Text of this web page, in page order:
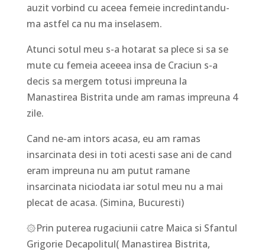
auzit vorbind cu aceea femeie incredintandu-
ma astfel ca nu ma inselasem.
Atunci sotul meu s-a hotarat sa plece si sa se
mute cu femeia aceeea insa de Craciun s-a
decis sa mergem totusi impreuna la
Manastirea Bistrita unde am ramas impreuna 4
zile.
Cand ne-am intors acasa, eu am ramas
insarcinata desi in toti acesti sase ani de cand
eram impreuna nu am putut ramane
insarcinata niciodata iar sotul meu nu a mai
plecat de acasa. (Simina, Bucuresti)
۞Prin puterea rugaciunii catre Maica si Sfantul
Grigorie Decapolitul( Manastirea Bistrita,